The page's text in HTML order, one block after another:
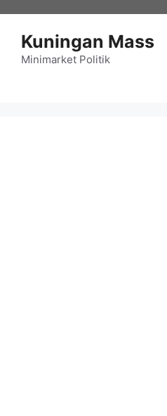
Kuningan Mass
Minimarket Politik